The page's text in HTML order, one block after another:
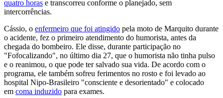
quatro horas e transcorreu conforme o planejado, sem
intercorrências.
Cássio, o enfermeiro que foi atingido pela moto de Marquito durante
o acidente, fez o primeiro atendimento do humorista, antes da
chegada do bombeiro. Ele disse, durante participação no
"Fofocalizando", no último dia 27, que o humorista não tinha pulso
e o reanimou, o que pode ter salvado sua vida. De acordo com o
programa, ele também sofreu ferimentos no rosto e foi levado ao
hospital Nipo-Brasileiro "consciente e desorientado" e colocado
em coma induzido para exames.